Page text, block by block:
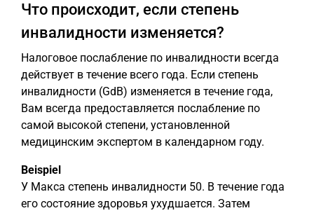
Что происходит, если степень
инвалидности изменяется?
Налоговое послабление по инвалидности всегда
действует в течение всего года. Если степень
инвалидности (GdB) изменяется в течение года,
Вам всегда предоставляется послабление по
самой высокой степени, установленной
медицинским экспертом в календарном году.
Beispiel
У Макса степень инвалидности 50. В течение года
его состояние здоровья ухудшается. Затем